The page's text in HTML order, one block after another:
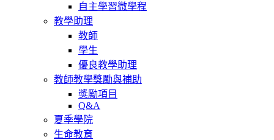
自主學習微學程
教學助理
教師
學生
優良教學助理
教師教學獎勵與補助
獎勵項目
Q&A
夏季學院
生命教育